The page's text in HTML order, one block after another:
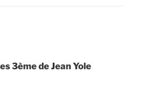
3ème de Jean Yole